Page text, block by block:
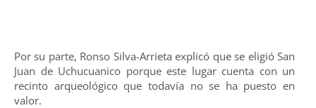
Por su parte, Ronso Silva-Arrieta explicó que se eligió San
Juan de Uchucuanico porque este lugar cuenta con un
recinto arqueológico que todavía no se ha puesto en
valor.